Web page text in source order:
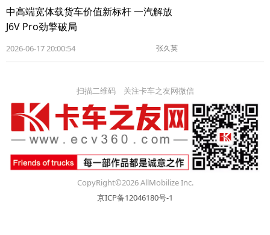
中高端宽体载货车价值新标杆 一汽解放
J6V Pro劲擎破局
2026-06-17 20:00:54 张久英
扫描二维码 关注卡车之友网微信
CopyRight©2026 AllMobilize Inc.
京ICP备12046180号-1